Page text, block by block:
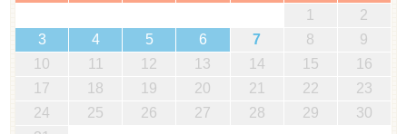
1
2
3
4 5 6 7 8
9
10
11 12 13 14 15
16
17
18 19 20 21 22
23
24
25 26 27 28 29
30